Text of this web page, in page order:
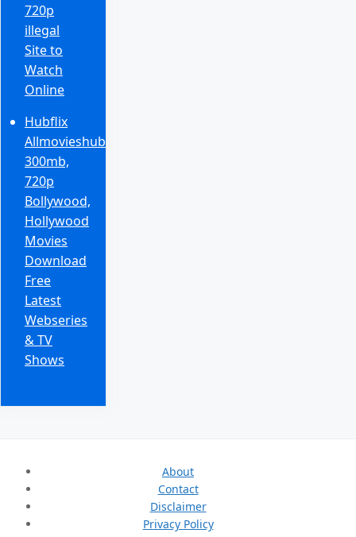
720p
illegal
Site to
Watch
Online
Hubflix
Allmovieshub
300mb,
720p
Bollywood,
Hollywood
Movies
Download
Free
Latest
Webseries
& TV
Shows
About
Contact
Disclaimer
Privacy Policy